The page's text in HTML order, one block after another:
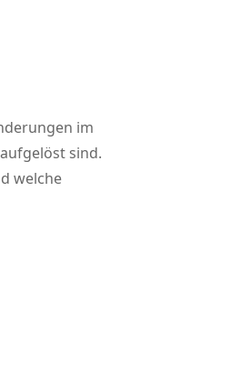
im
sind.
welche